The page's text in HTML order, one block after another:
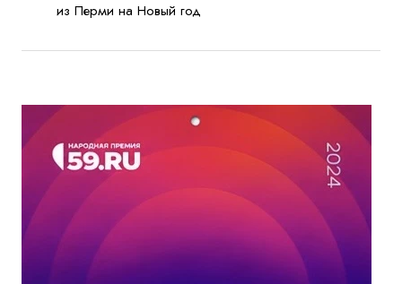
из Перми на Новый год